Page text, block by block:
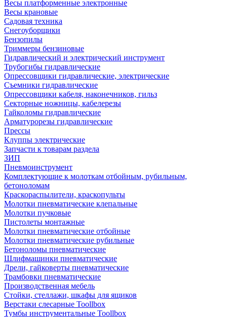
Весы платформенные электронные
Весы крановые
Садовая техника
Снегоуборщики
Бензопилы
Триммеры бензиновые
Гидравлический и электрический инструмент
Трубогибы гидравлические
Опрессовщики гидравлические, электрические
Съемники гидравлические
Опрессовщики кабеля, наконечников, гильз
Секторные ножницы, кабелерезы
Гайколомы гидравлические
Арматурорезы гидравлические
Прессы
Клуппы электрические
Запчасти к товарам раздела
ЗИП
Пневмоинструмент
Комплектующие к молоткам отбойным, рубильным,
бетоноломам
Краскораспылители, краскопульты
Молотки пневматические клепальные
Молотки пучковые
Пистолеты монтажные
Молотки пневматические отбойные
Молотки пневматические рубильные
Бетоноломы пневматические
Шлифмашинки пневматические
Дрели, гайковерты пневматические
Трамбовки пневматические
Производственная мебель
Стойки, стеллажи, шкафы для ящиков
Верстаки слесарные Toollbox
Тумбы инструментальные Toollbox